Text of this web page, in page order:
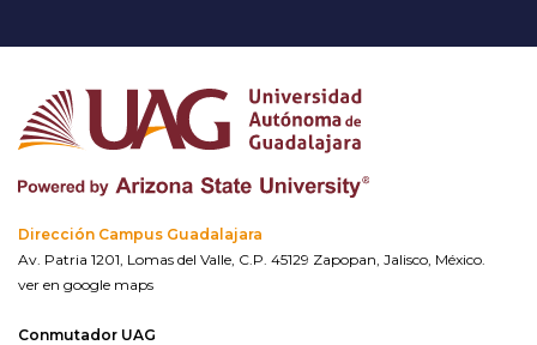
Dirección Campus Guadalajara
Av. Patria 1201, Lomas del Valle, C.P. 45129 Zapopan, Jalisco, México.
ver en google maps
Conmutador UAG